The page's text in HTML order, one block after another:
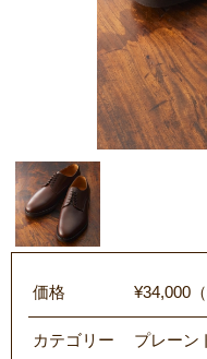
価格 ¥34,000
カテゴリー プレーン